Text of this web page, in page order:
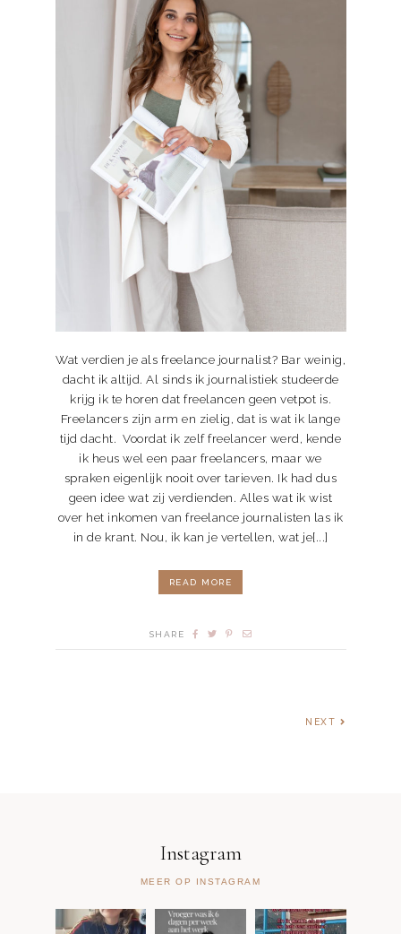
Wat verdien je als freelance journalist? Bar weinig,
dacht ik altijd. Al sinds ik journalistiek studeerde
krijg ik te horen dat freelancen geen vetpot is.
Freelancers zijn arm en zielig, dat is wat ik lange
tijd dacht. Voordat ik zelf freelancer werd, kende
ik heus wel een paar freelancers, maar we
spraken eigenlijk nooit over tarieven. Ik had dus
geen idee wat zij verdienden. Alles wat ik wist
over het inkomen van freelance journalisten las ik
in de krant. Nou, ik kan je vertellen, wat je[...]
READ MORE
SHARE
NEXT
Instagram
MEER OP INSTAGRAM